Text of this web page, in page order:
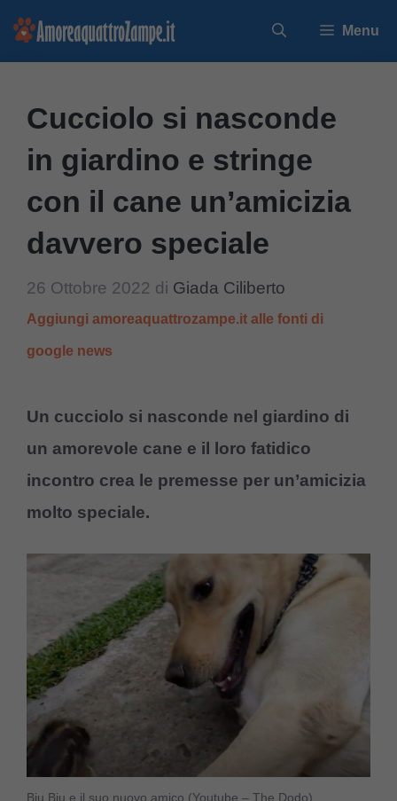
Vai
Menu
Cucciolo si nasconde
in giardino e stringe
con il cane un’amicizia
davvero speciale
26 Ottobre 2022 di Giada Ciliberto
Aggiungi amoreaquattrozampe.it alle fonti di
google news
Un cucciolo si nasconde nel giardino di
un amorevole cane e il loro fatidico
incontro crea le premesse per un’amicizia
molto speciale.
Biu Biu e il suo nuovo amico (Youtube – The Dodo)